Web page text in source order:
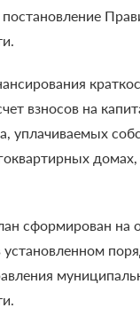
взносов на
уплачиваемых
домах,
сформирован на